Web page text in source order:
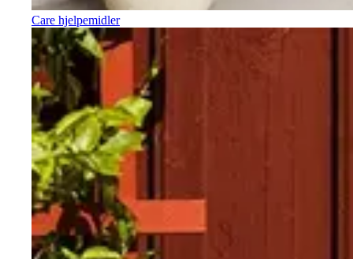
Care hjelpemidler